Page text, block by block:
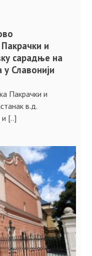
и
сарадње на
Славонији
Пакрачки и
в.д.
[..]